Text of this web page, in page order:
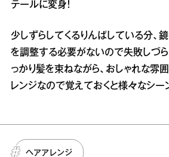
テールに変身！
少しずらしてくるりんぱしている分、
を調整する必要がないので失敗しづ
っかり髪を束ねながら、おしゃれな雰
レンジなので覚えておくと様々なシー
ヘアアレンジ